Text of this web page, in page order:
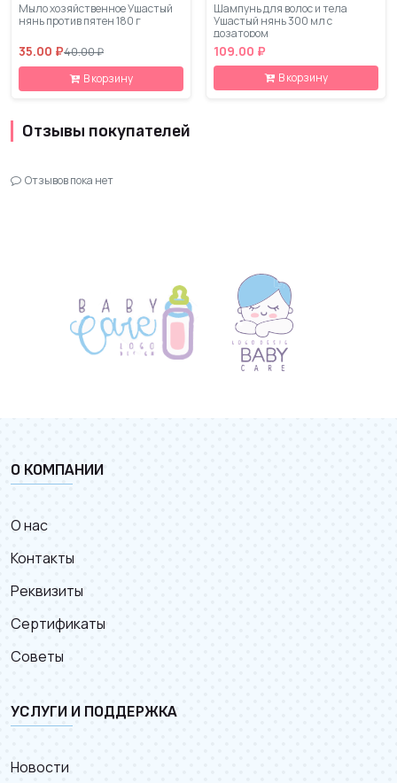
Мыло хозяйственное Ушастый
нянь против пятен 180 г
35.00 ₽40.00 ₽
В корзину
Шампунь для волос и тела
Ушастый нянь 300 мл с
дозатором
109.00 ₽
В корзину
Отзывы покупателей
Отзывов пока нет
О КОМПАНИИ
О нас
Контакты
Реквизиты
Сертификаты
Советы
УСЛУГИ И ПОДДЕРЖКА
Новости